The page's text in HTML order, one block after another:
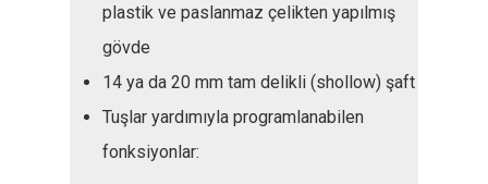
plastik ve paslanmaz çelikten yapılmış
gövde
14 ya da 20 mm tam delikli (shollow) şaft
Tuşlar yardımıyla programlanabilen
fonksiyonlar: